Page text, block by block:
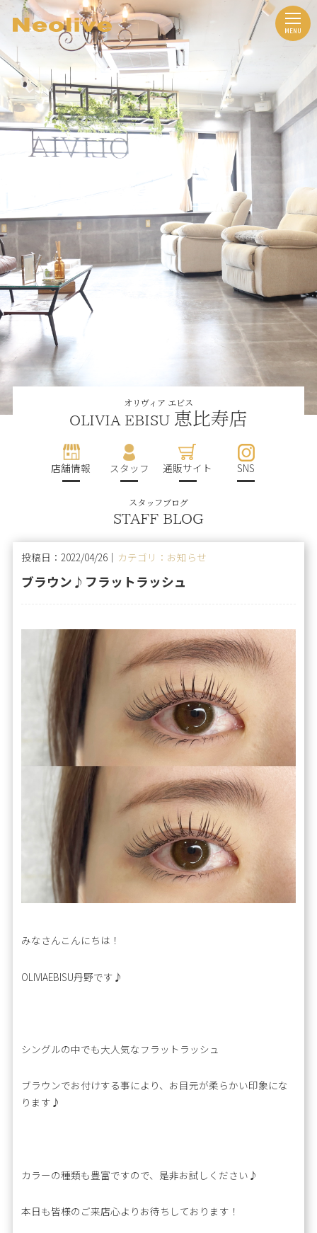
オリヴィア エビス
OLIVIA EBISU 恵比寿店
店舗情報 スタッフ 通販サイト SNS
スタッフブログ
STAFF BLOG
投稿日：2022/04/26｜ カテゴリ：お知らせ
ブラウン♪フラットラッシュ
みなさんこんにちは！
OLIVIAEBISU丹野です♪
シングルの中でも大人気なフラットラッシュ
ブラウンでお付けする事により、お目元が柔らかい印象にな
ります♪
カラーの種類も豊富ですので、是非お試しください♪
本日も皆様のご来店心よりお待ちしております！